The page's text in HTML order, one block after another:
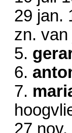
29 jan.
zn.
5.
6.
7.
27 nov.